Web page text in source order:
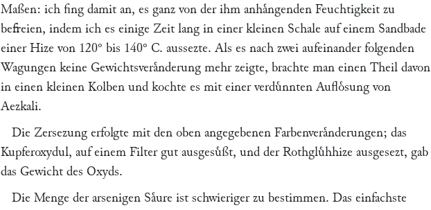
Maßen: ich fing damit an, es ganz von der ihm anhaͤngenden Feuchtigkeit zu
befreien, indem ich es einige Zeit lang in einer kleinen Schale auf einem Sandbade
einer Hize von 120° bis 140° C. aussezte. Als es nach zwei aufeinander folgenden
Wagungen keine Gewichtsveraͤnderung mehr zeigte, brachte man einen Theil davon
in einen kleinen Kolben und kochte es mit einer verduͤnnten Aufloͤsung von
Aezkali.
Die Zersezung erfolgte mit den oben angegebenen Farbenveraͤnderungen; das
Kupferoxydul, auf einem Filter gut ausgesuͤßt, und der Rothgluͤhhize ausgesezt, gab
das Gewicht des Oxyds.
Die Menge der arsenigen Saͤure ist schwieriger zu bestimmen. Das einfachste